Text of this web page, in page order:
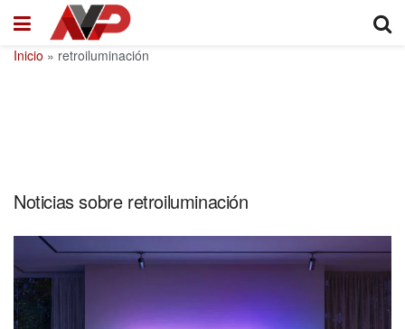
Inicio » retroiluminación
Noticias sobre retroiluminación